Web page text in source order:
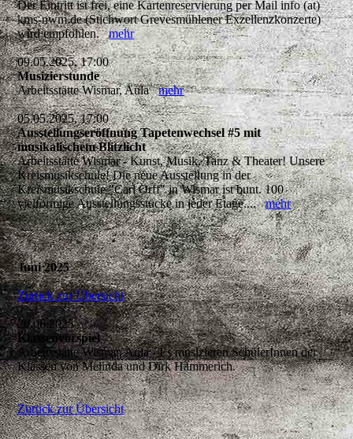
Der Eintritt ist frei, eine Kartenreservierung per Mail info (at)
kms-nwm.de (Stichwort Grevesmühlener Exzellenzkonzerte)
wird empfohlen.mehr
09.05.2025, 17:00
Musizierstunde
Arbeitsstätte Wismar, Aulamehr
05.05.2025, 17:00
Ausstellungseröffnung Tapetenwechsel #5 mit
musikalischem Blitzlicht
Arbeitsstätte Wismar - Kunst, Musik, Tanz & Theater! Unsere
Kreismusikschule! Die neue Ausstellung in der
Kreismusikschule "Carl Orff" in Wismar ist bunt. 100
vielförmige Ausstellungsstücke in jeder Etage....mehr
Juni 2025
Zurück zur Übersicht
20.06.2025
Klassenvorspiel
Arbeitsstätte Wismar, Aula - Es musizieren SchülerInnen der
Klassen von Melinda und Dirk Hammerich.
Zurück zur Übersicht